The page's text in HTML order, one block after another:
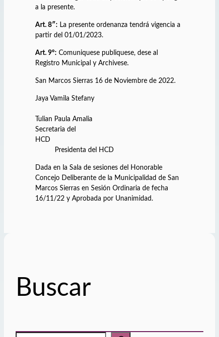
a la presente.
Art. 8″: La presente ordenanza tendrá vigencia a
partir del 01/01/2023.
Art. 9°: Comuniquese publiquese, dese al
Registro Municipal y Archivese.
San Marcos Sierras 16 de Noviembre de 2022.
Jaya Vamila Stefany
Tulian Paula Amalia
Secretaria del
HCD
Presidenta del HCD
Dada en la Sala de sesiones del Honorable
Concejo Deliberante de la Municipalidad de San
Marcos Sierras en Sesión Ordinaria de fecha
16/11/22 y Aprobada por Unanimidad.
Buscar